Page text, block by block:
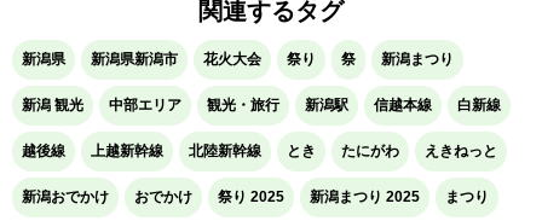
関連するタグ
新潟県 新潟県新潟市 花火大会 祭り 祭 新潟まつり
新潟 観光 中部エリア 観光・旅行 新潟駅 信越本線 白新線
越後線 上越新幹線 北陸新幹線 とき たにがわ えきねっと
新潟おでかけ おでかけ 祭り 2025 新潟まつり 2025 まつり